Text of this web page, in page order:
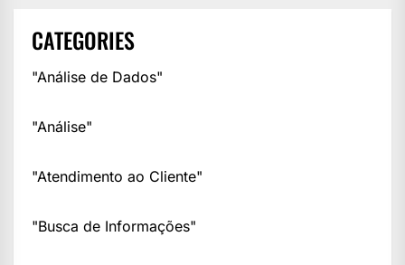
CATEGORIES
"Análise de Dados"
"Análise"
"Atendimento ao Cliente"
"Busca de Informações"